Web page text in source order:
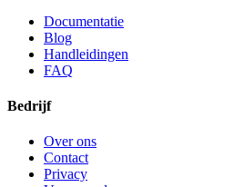
Documentatie
Blog
Handleidingen
FAQ
Bedrijf
Over ons
Contact
Privacy